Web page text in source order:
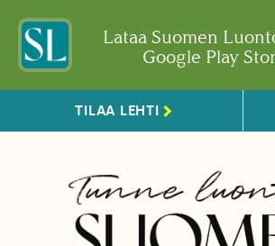
Lataa Suomen
Google Play
TILAA LEHTI